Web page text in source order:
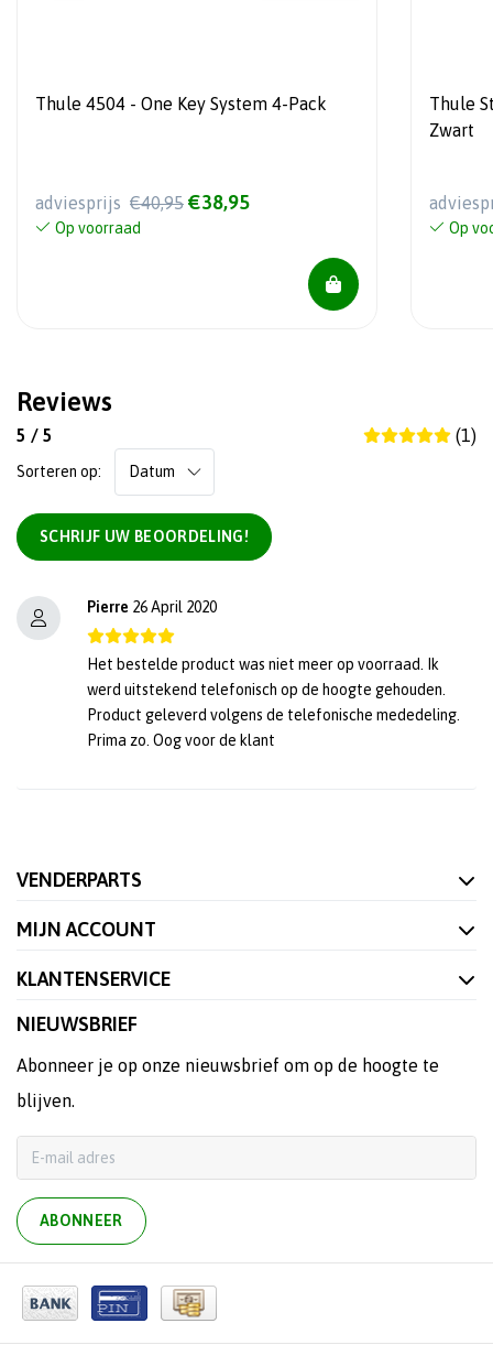
Thule 4504 - One Key System 4-Pack
adviesprijs €40,95 €38,95
Op voorraad
Thule
Zwart
Op
Reviews
5 / 5 (1)
Sorteren op:
SCHRIJF UW BEOORDELING!
Pierre 26 April 2020
Het bestelde product was niet meer op voorraad. Ik
werd uitstekend telefonisch op de hoogte gehouden.
Product geleverd volgens de telefonische mededeling.
Prima zo. Oog voor de klant
VENDERPARTS
MIJN ACCOUNT
KLANTENSERVICE
NIEUWSBRIEF
Abonneer je op onze nieuwsbrief om op de hoogte te
blijven.
ABONNEER